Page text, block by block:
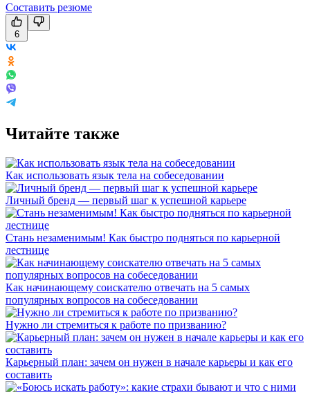
Составить резюме
6
Читайте также
Как использовать язык тела на собеседовании
Личный бренд — первый шаг к успешной карьере
Стань незаменимым! Как быстро подняться по карьерной
лестнице
Как начинающему соискателю отвечать на 5 самых
популярных вопросов на собеседовании
Нужно ли стремиться к работе по призванию?
Карьерный план: зачем он нужен в начале карьеры и как его
составить